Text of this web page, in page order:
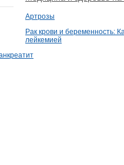
Артрозы
Рак крови и беременность:
лейкемией